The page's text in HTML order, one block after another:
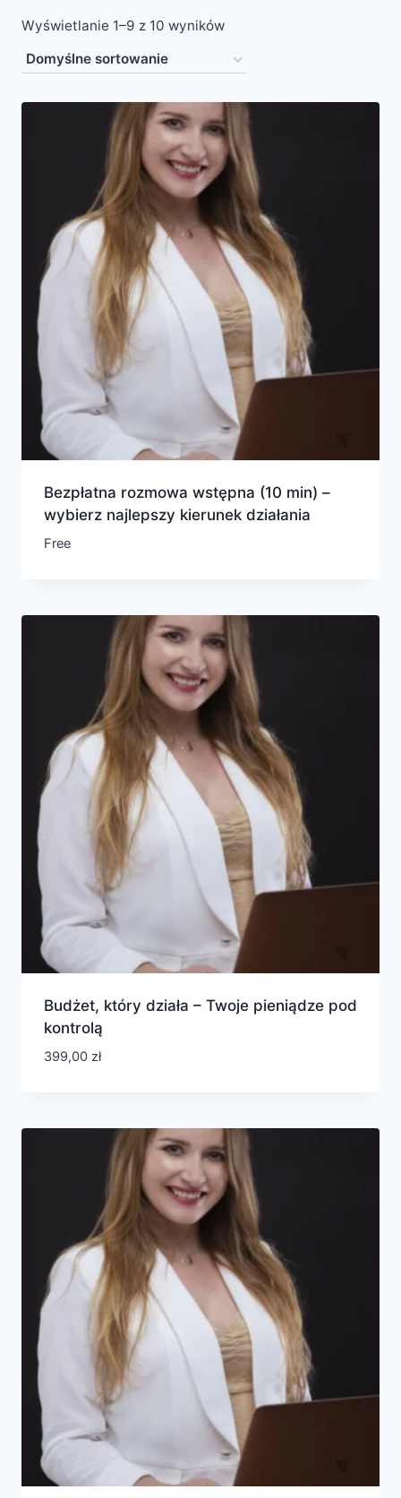
Wyświetlanie 1–9 z 10 wyników
Bezpłatna rozmowa wstępna (10 min) –
wybierz najlepszy kierunek działania
Free
Budżet, który działa – Twoje pieniądze pod
kontrolą
399,00 zł